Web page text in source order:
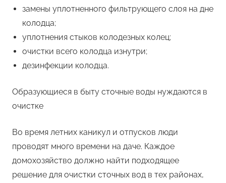
замены уплотненного фильтрующего слоя на дне
колодца;
уплотнения стыков колодезных колец;
очистки всего колодца изнутри;
дезинфекции колодца.
Образующиеся в быту сточные воды нуждаются в
очистке
Во время летних каникул и отпусков люди
проводят много времени на даче. Каждое
домохозяйство должно найти подходящее
решение для очистки сточных вод в тех районах,